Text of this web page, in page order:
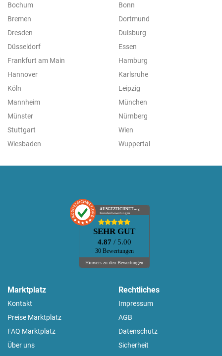
Bochum
Bonn
Bremen
Dortmund
Dresden
Duisburg
Düsseldorf
Essen
Frankfurt am Main
Hamburg
Hannover
Karlsruhe
Köln
Leipzig
Mannheim
München
Münster
Nürnberg
Stuttgart
Wien
Wiesbaden
Wuppertal
AUSGEZEICHNET.org
Kundenbewertungen
SEHR GUT
4.87 / 5.00
30 Bewertungen
Hinweis zu den Bewertungen
Marktplatz
Kontakt
Preise Marktplatz
FAQ Marktplatz
Über uns
Rechtliches
Impressum
AGB
Datenschutz
Sicherheit